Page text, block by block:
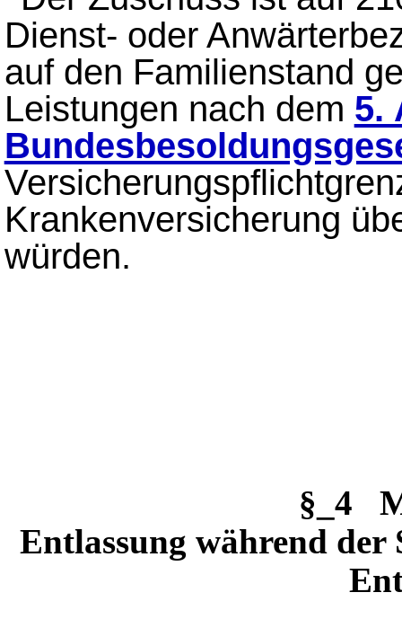
Dienst- oder
auf den Familienstand
Leistungen nach dem 5.
Krankenversicherung
würden.
§_4
Entlassung während der